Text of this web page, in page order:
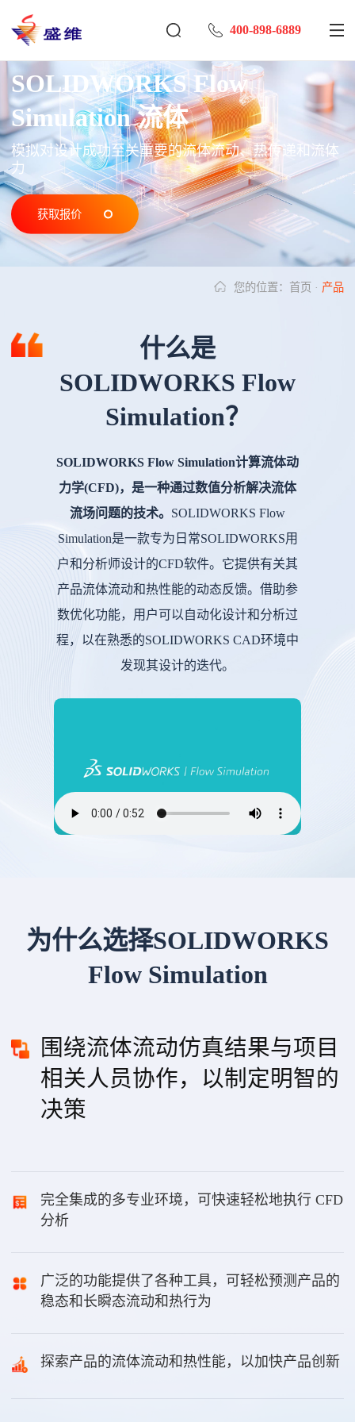
400-898-6889
SOLIDWORKS Flow
Simulation 流体
模拟对设计成功至关重要的流体流动、热传递和流体
力
获取报价
您的位置： 首页 · 产品
什么是
SOLIDWORKS Flow
Simulation？
SOLIDWORKS Flow Simulation计算流体动
力学(CFD)，是一种通过数值分析解决流体
流场问题的技术。 SOLIDWORKS Flow
Simulation是一款专为日常SOLIDWORKS用
户和分析师设计的CFD软件。它提供有关其
产品流体流动和热性能的动态反馈。借助参
数优化功能，用户可以自动化设计和分析过
程，以在熟悉的SOLIDWORKS CAD环境中
发现其设计的迭代。
为什么选择SOLIDWORKS
Flow Simulation
围绕流体流动仿真结果与项目
相关人员协作，以制定明智的
决策
完全集成的多专业环境，可快速轻松地执行 CFD
分析
广泛的功能提供了各种工具，可轻松预测产品的
稳态和长瞬态流动和热行为
探索产品的流体流动和热性能，以加快产品创新